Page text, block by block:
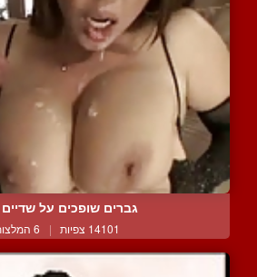
גברים שופכים על
14101 צפיות | 6 המלצות